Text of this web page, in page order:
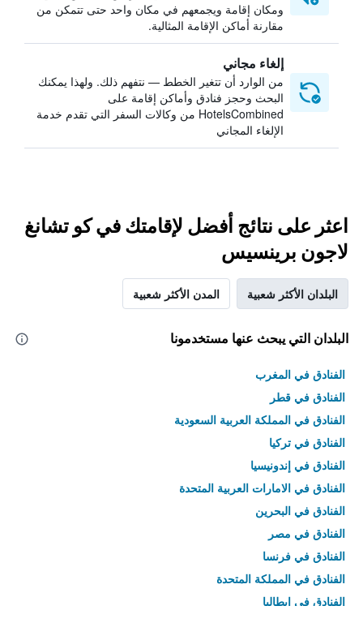
ومكان إقامة ويجمعهم في مكان واحد حتى تتمكن من
مقارنة أماكن الإقامة المثالية.
إلغاء مجاني
من الوارد أن تتغير الخطط — نتفهم ذلك. ولهذا يمكنك
البحث وحجز فنادق وأماكن إقامة على
HotelsCombined من وكالات السفر التي تقدم خدمة
الإلغاء المجاني
اعثر على نتائج أفضل لإقامتك في كو تشانغ
لاجون برينسيس
البلدان الأكثر شعبية المدن الأكثر شعبية
البلدان التي يبحث عنها مستخدمونا
الفنادق في المغرب
الفنادق في قطر
الفنادق في المملكة العربية السعودية
الفنادق في تركيا
الفنادق في إندونيسيا
الفنادق في الامارات العربية المتحدة
الفنادق في البحرين
الفنادق في مصر
الفنادق في فرنسا
الفنادق في المملكة المتحدة
الفنادق في إيطاليا